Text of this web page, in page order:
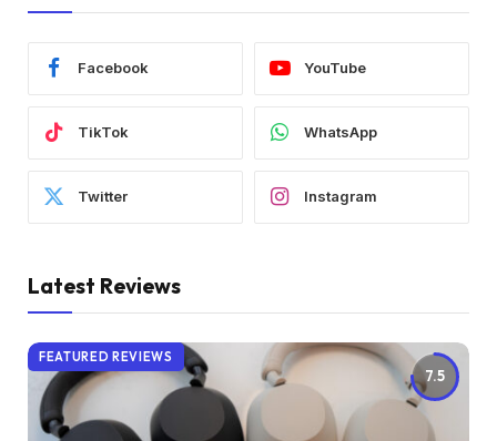
Facebook YouTube
TikTok WhatsApp
Twitter Instagram
Latest Reviews
7.5
FEATURED REVIEWS